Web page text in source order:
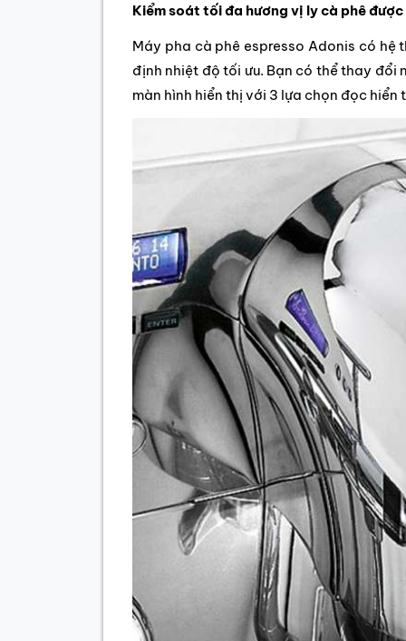
Kiểm soát tối đa hương vị ly cà phê
Máy pha cà phê espresso Adonis có
định nhiệt độ tối ưu. Bạn có thể thay đổi
màn hình hiển thị với 3 lựa chọn đọc hiển